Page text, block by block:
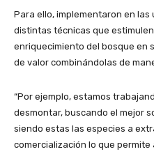
Para ello, implementaron en
distintas técnicas que
enriquecimiento del bosque en
de valor combinándolas de
“Por ejemplo, estamos
desmontar, buscando el mejor
siendo estas las especies a
comercialización lo que